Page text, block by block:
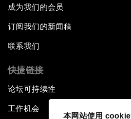
本网站使用 cookie
成为我们的会员
订阅我们的新闻稿
联系我们
快捷链接
论坛可持续性
工作机会